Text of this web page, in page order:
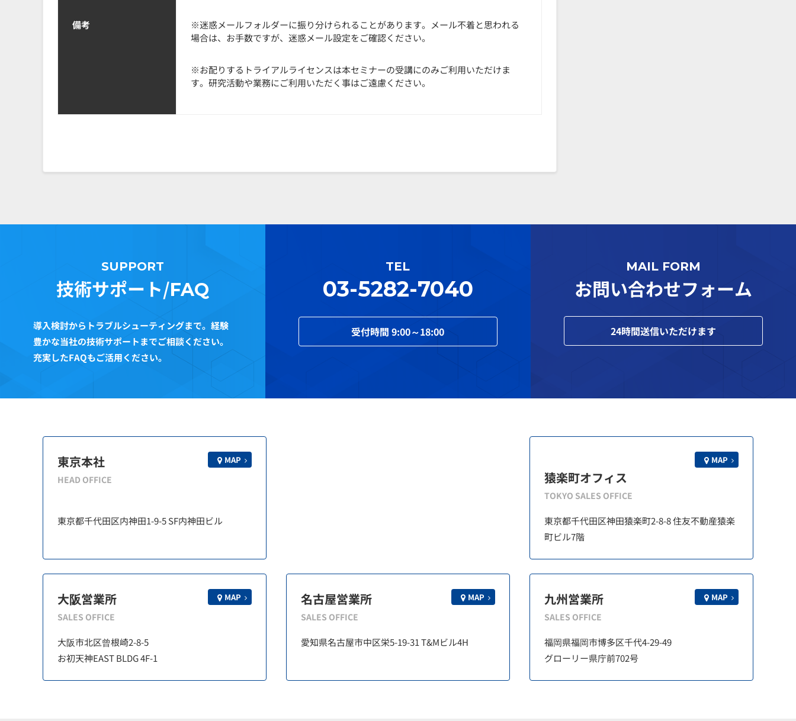
備考
※迷惑メールフォルダーに振り分けられることがあります。メール不着と思われる
場合は、お手数ですが、迷惑メール設定をご確認ください。
※お配りするトライアルライセンスは本セミナーの受講にのみご利用いただけま
す。研究活動や業務にご利用いただく事はご遠慮ください。
SUPPORT
技術サポート/FAQ
導入検討からトラブルシューティングまで。経験
豊かな当社の技術サポートまでご相談ください。
充実したFAQもご活用ください。
TEL
03-5282-7040
受付時間9:00～18:00
MAIL FORM
お問い合わせフォーム
24時間送信いただけます
東京本社
HEAD OFFICE
MAP
東京都千代田区内神田1-9-5 SF内神田ビル
猿楽町オフィス
TOKYO SALES OFFICE
MAP
東京都千代田区神田猿楽町2-8-8 住友不動産猿楽
町ビル7階
大阪営業所
SALES OFFICE
MAP
大阪市北区曾根崎2-8-5
お初天神EAST BLDG 4F-1
名古屋営業所
SALES OFFICE
MAP
愛知県名古屋市中区栄5-19-31 T&Mビル4H
九州営業所
SALES OFFICE
MAP
福岡県福岡市博多区千代4-29-49
グローリー県庁前702号